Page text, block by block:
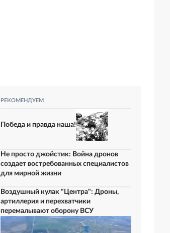
РЕКОМЕНДУЕМ
Победа и правда наша!
Не просто джойстик: Война дронов
создает востребованных специалистов
для мирной жизни
Воздушный кулак "Центра": Дроны,
артиллерия и перехватчики
перемалывают оборону ВСУ